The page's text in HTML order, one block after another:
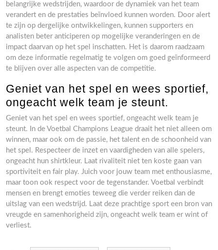
belangrijke wedstrijden, waardoor de dynamiek van het team
verandert en de prestaties beïnvloed kunnen worden. Door alert
te zijn op dergelijke ontwikkelingen, kunnen supporters en
analisten beter anticiperen op mogelijke veranderingen en de
impact daarvan op het spel inschatten. Het is daarom raadzaam
om deze informatie regelmatig te volgen om goed geïnformeerd
te blijven over alle aspecten van de competitie.
Geniet van het spel en wees sportief,
ongeacht welk team je steunt.
Geniet van het spel en wees sportief, ongeacht welk team je
steunt. In de Voetbal Champions League draait het niet alleen om
winnen, maar ook om de passie, het talent en de schoonheid van
het spel. Respecteer de inzet en vaardigheden van alle spelers,
ongeacht hun shirtkleur. Laat rivaliteit niet ten koste gaan van
sportiviteit en fair play. Juich voor jouw team met enthousiasme,
maar toon ook respect voor de tegenstander. Voetbal verbindt
mensen en brengt emoties teweeg die verder reiken dan de
uitslag van een wedstrijd. Laat deze prachtige sport een bron van
vreugde en samenhorigheid zijn, ongeacht welk team er wint of
verliest.